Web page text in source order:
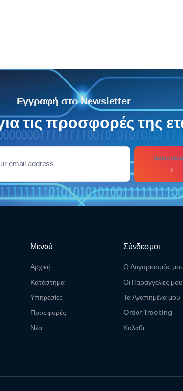
Εγγραφή στο Newsletter
τις προσφορές της
Μενού
Αρχική
Κατάστημα
Υπηρεσίες
Προσφορές
Νέα
Σύνδεσμοι
Ο Λογαριασμός μου
Οι Παραγγελίες μου
Τα Αγαπημένα μου
Order Tracking
Καλάθι